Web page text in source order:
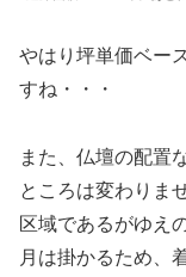
やはり坪単価ベー
すね・・・
また、仏壇の配置
ところは変わりま
区域であるがゆえ
月は掛かるため、